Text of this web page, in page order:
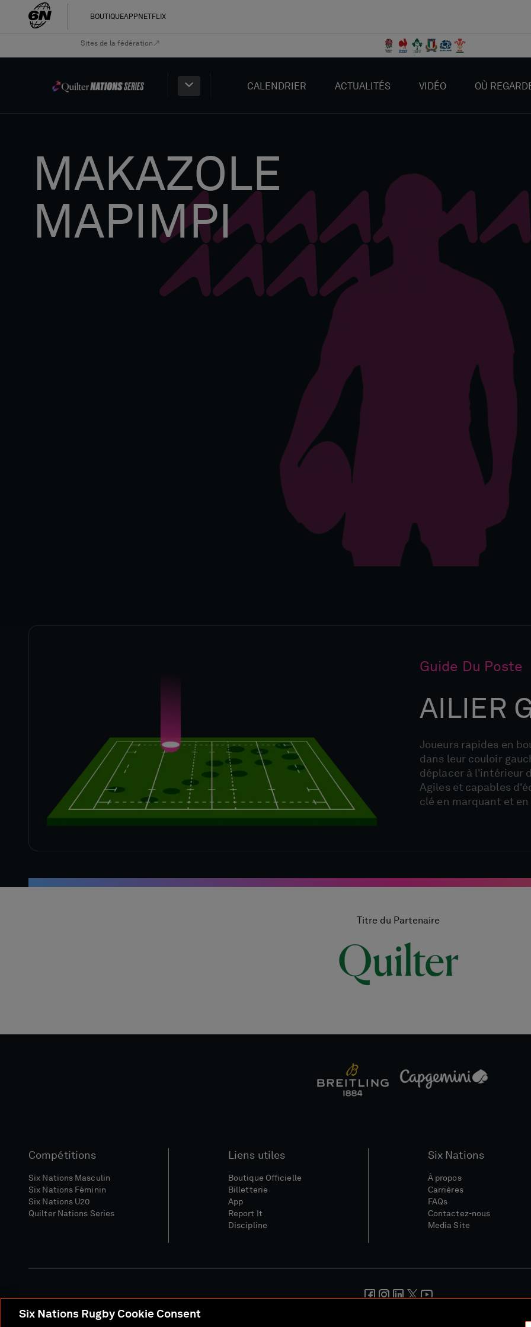
BOUTIQUEAPP NETFLIX
Sites de la fédération
CALENDRIER ACTUALITÉS VIDÉO OÙ
MAKAZOLE
MAPIMPI
Guide Du Poste
AILIER
Joueurs rapides en
dans leur couloir
déplacer à l'intérieur
Agiles et capables
clé en marquant et
Titre du Partenaire
Compétitions
Six Nations Masculin
Six Nations Féminin
Six Nations U20
Quilter Nations Series
Liens utiles
Boutique Officielle
Billetterie
App
Report It
Discipline
Six Nations
À propos
Carrières
FAQs
Contactez-nous
Media Site
Six Nations Rugby Cookie Consent